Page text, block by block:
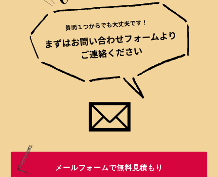
メールフォームで無料見積もり